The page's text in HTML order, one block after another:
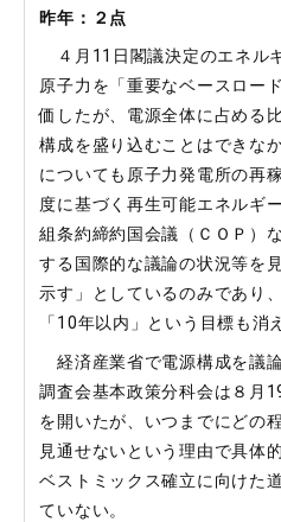
昨年：２点
４月11日閣議決定のエネル
原子力を「重要なベースロー
価したが、電源全体に占める
構成を盛り込むことはできな
についても原子力発電所の再
度に基づく再生可能エネルギ
組条約締約国会議（ＣＯＰ）
する国際的な議論の状況等を
示す」としているのみであり
「10年以内」という目標も消
経済産業省で電源構成を議
調査会基本政策分科会は８月
を開いたが、いつまでにどの
見通せないという理由で具体
ベストミックス確立に向けた
ていない。